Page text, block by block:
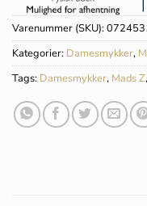
Varenummer (SKU):
Kategorier: Damesmykker,
Tags: Damesmykker, Mads Z,